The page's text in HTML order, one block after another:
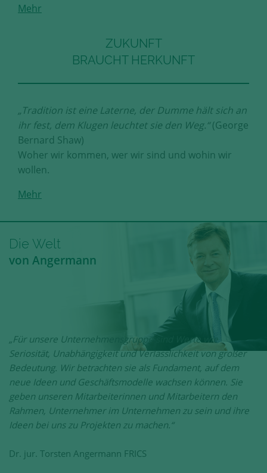
Mehr
ZUKUNFT
BRAUCHT HERKUNFT
„Tradition ist eine Laterne, der Dumme hält sich an
ihr fest, dem Klugen leuchtet sie den Weg.“(George
Bernard Shaw)
Woher wir kommen, wer wir sind und wohin wir
wollen.
Mehr
Die Welt
von Angermann
„Für unsere Unternehmensgruppe sind Werte wie
Seriosität, Unabhängigkeit und Verlässlichkeit von großer
Bedeutung. Wir betrachten sie als Fundament, auf dem
neue Ideen und Geschäftsmodelle wachsen können. Sie
geben unseren Mitarbeiterinnen und Mitarbeitern den
Rahmen, Unternehmer im Unternehmen zu sein und ihre
Ideen bei uns zu Projekten zu machen.“
Dr. jur. Torsten Angermann FRICS
Mehr über die genutzten Cookies erfahren